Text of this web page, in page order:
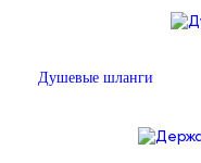
Душевые шланги